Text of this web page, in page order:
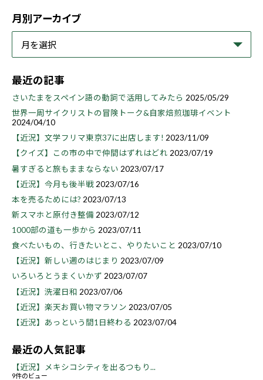
月別アーカイブ
最近の記事
さいたまをスペイン語の動詞で活用してみたら 2025/05/29
世界一周サイクリストの冒険トーク&自家焙煎珈琲イベント
2024/04/10
【近況】文学フリマ東京37に出店します! 2023/11/09
【クイズ】この市の中で仲間はずれはどれ 2023/07/19
暑すぎると旅もままならない 2023/07/17
【近況】今月も後半戦 2023/07/16
本を売るためには? 2023/07/13
新スマホと原付き整備 2023/07/12
1000部の道も一歩から 2023/07/11
食べたいもの、行きたいとこ、やりたいこと 2023/07/10
【近況】新しい週のはじまり 2023/07/09
いろいろとうまくいかず 2023/07/07
【近況】洗濯日和 2023/07/06
【近況】楽天お買い物マラソン 2023/07/05
【近況】あっという間1日終わる 2023/07/04
最近の人気記事
【近況】メキシコシティを出るつもり...
9件のビュー